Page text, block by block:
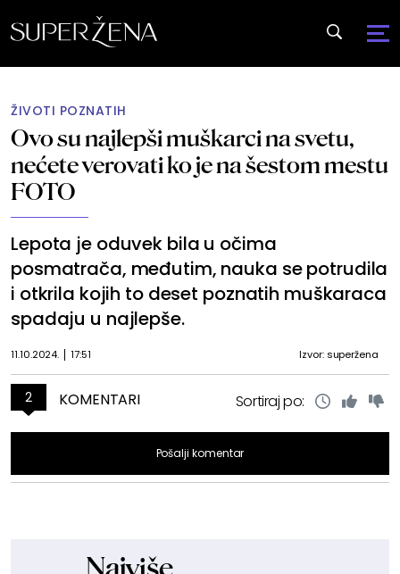
ŽIVOTI POZNATIH
Ovo su najlepši muškarci na svetu,
nećete verovati ko je na šestom mestu
FOTO
Lepota je oduvek bila u očima
posmatrača, međutim, nauka se potrudila
i otkrila kojih to deset poznatih muškaraca
spadaju u najlepše.
11.10.2024. 17:51 Izvor: superžena
2 KOMENTARI Sortiraj po:
Pošalji komentar